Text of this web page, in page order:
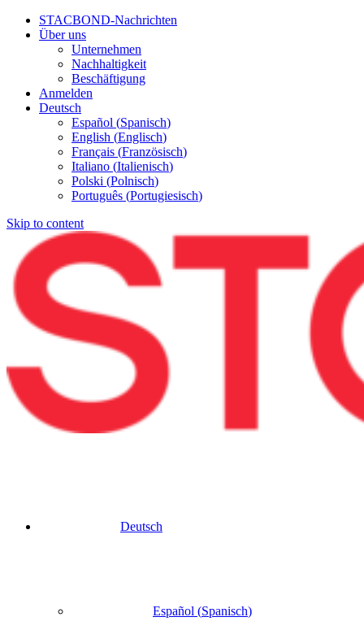
STACBOND-Nachrichten
Über uns
Unternehmen
Nachhaltigkeit
Beschäftigung
Anmelden
Deutsch
Español (Spanisch)
English (Englisch)
Français (Französisch)
Italiano (Italienisch)
Polski (Polnisch)
Português (Portugiesisch)
Skip to content
Deutsch
Español (Spanisch)